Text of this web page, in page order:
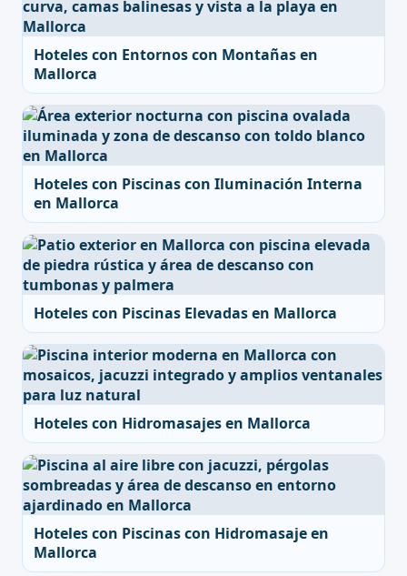
Hoteles con Entornos con Montañas en
Mallorca
Hoteles con Piscinas con Iluminación Interna
en Mallorca
Hoteles con Piscinas Elevadas en Mallorca
Hoteles con Hidromasajes en Mallorca
Hoteles con Piscinas con Hidromasaje en
Mallorca